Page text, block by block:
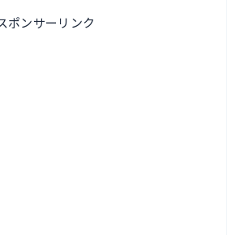
ポンサーリンク